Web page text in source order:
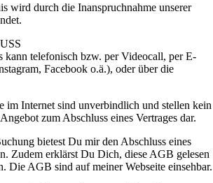
wird durch die Inanspruchnahme unserer
kann telefonisch bzw. per Videocall, per E-
Facebook o.ä.), oder über die
im Internet sind unverbindlich und stellen kein
zum Abschluss eines Vertrages dar.
bietest Du mir den Abschluss eines
Zudem erklärst Du Dich, diese AGB gelesen
Die AGB sind auf meiner Webseite einsehbar.